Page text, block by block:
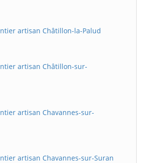
artisan Châtillon-la-Palud
artisan Châtillon-sur-
artisan Chavannes-sur-
artisan Chavannes-sur-Suran